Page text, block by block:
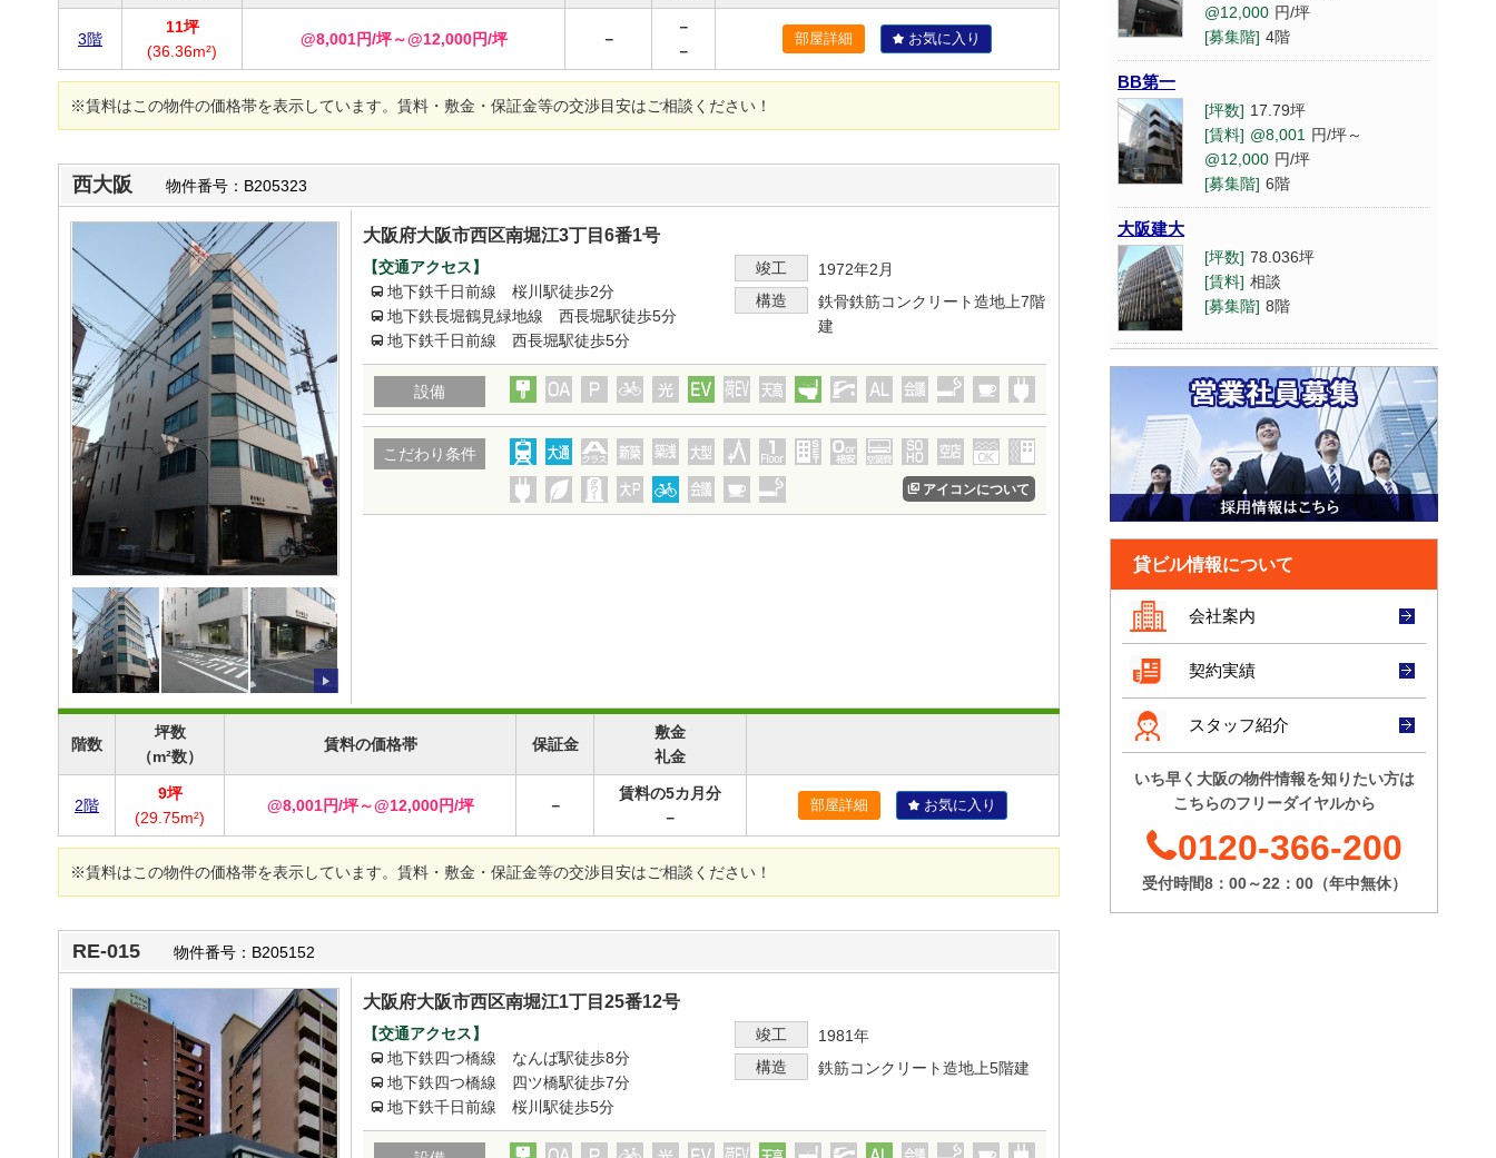
3階
11坪
(36.36m²)
@8,001円/坪～@12,000円/坪 －
－
－
部屋詳細 お気に入り
※賃料はこの物件の価格帯を表示しています。賃料・敷金・保証金等の交渉目安はご相談ください！
西大阪 物件番号：B205323
大阪府大阪市西区南堀江3丁目6番1号
【交通アクセス】
地下鉄千日前線 桜川駅徒歩2分
地下鉄長堀鶴見緑地線 西長堀駅徒歩5分
地下鉄千日前線 西長堀駅徒歩5分
竣工
1972年2月
構造
鉄骨鉄筋コンクリート造地上7階
建
設備
こだわり条件
アイコンについて
階数
坪数
（m²数）
賃料の価格帯 保証金
敷金
礼金
2階
9坪
(29.75m²)
@8,001円/坪～@12,000円/坪 －
賃料の5カ月分
－
部屋詳細 お気に入り
※賃料はこの物件の価格帯を表示しています。賃料・敷金・保証金等の交渉目安はご相談ください！
RE-015 物件番号：B205152
大阪府大阪市西区南堀江1丁目25番12号
【交通アクセス】
地下鉄四つ橋線 なんば駅徒歩8分
地下鉄四つ橋線 四ツ橋駅徒歩7分
地下鉄千日前線 桜川駅徒歩5分
竣工
1981年
構造
鉄筋コンクリート造地上5階建
心斎橋イースト
[坪数] 18.32坪
[賃料] @8,001 円/坪～
[募集階] 8階
ファース堺
[坪数] 46.88坪
[賃料] @8,001 円/坪～
[募集階] 8階
第6松屋
@12,000 円/坪
[募集階] 4階
ニッセイ新大阪
[坪数]
218.4坪
[賃料] 相談
大阪第一生命
[坪数] 21.32坪
[賃料] @30,001 円/坪以上
[募集階]
甲南アセット中之島
[賃料] @8,001 円/坪～
@12,000
円/坪
[募集階]
8階
@12,000 円/坪
[募集階] 4階
BB第一
[坪数] 17.79坪
[賃料] @8,001 円/坪～
@12,000 円/坪
[募集階] 6階
大阪建大
[坪数] 78.036坪
[賃料] 相談
[募集階] 8階
なんば池田
[坪数] 37坪
[賃料]
@15,001
円/坪～
@20,000 円/坪
[募集階]
6階
丸忠第2
[坪数] 21坪
[賃料] @8,001
@12,000 円/坪
[募集階]
宇野ビルディング
@30,000 円/坪
[募集階] 1階
創空KYUTARO
[坪数] 9.02坪
[賃料] @8,001 円/坪～
@12,000 円/坪
貸ビル情報について
会社案内
契約実績
スタッフ紹介
いち早く大阪の物件情報を知りたい方は
こちらのフリーダイヤルから
0120-366-200
受付時間8：00～22：00（年中無休）